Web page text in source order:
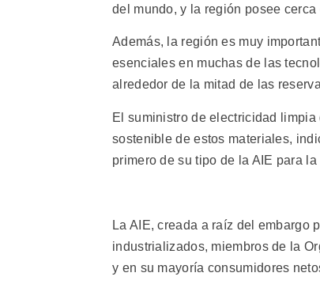
del mundo, y la región posee
Además, la región es muy
esenciales en muchas de las
alrededor de la mitad de las
El suministro de electricidad
sostenible de estos materiales,
primero de su tipo de la AIE para la
La AIE, creada a raíz del embargo
industrializados, miembros de la
y en su mayoría consumidores